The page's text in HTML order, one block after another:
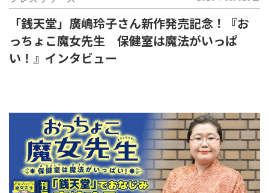
「銭天堂」廣嶋玲子さん新作発売記念！『お
っちょこ魔女先生 保健室は魔法がいっぱ
い！』インタビュー